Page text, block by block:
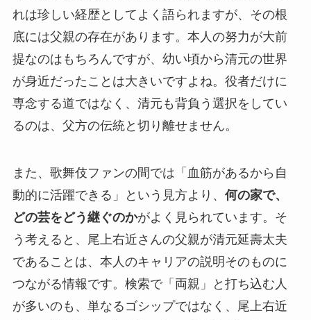
れは珍しい経歴としてよく語られますが、その根
底には父親の存在があります。本人の努力が大前
提なのはもちろんですが、幼い頃から清元の世界
が身近だったことは大きいですよね。役者だけに
専念する道ではなく、清元も背負う選択をしてい
るのは、父方の伝統と切り離せません。
また、歌舞伎ファンの間では「血筋があるから自
動的に活躍できる」という見方より、 何の家で、
どの芸をどう継ぐのかがよく見られています。そ
う考えると、尾上右近さんの父親が清元延壽太夫
であることは、本人のキャリアの説明そのものに
つながる情報です。検索で「両親」と打ち込む人
が多いのも、単なるゴシップではなく、尾上右近